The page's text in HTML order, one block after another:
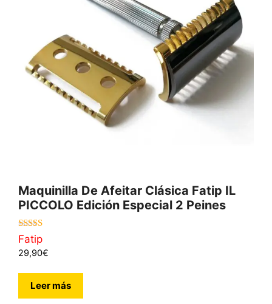
Maquinilla De Afeitar Clásica Fatip IL
PICCOLO Edición Especial 2 Peines
5.00
de 5
Fatip
29,90€
Leer más